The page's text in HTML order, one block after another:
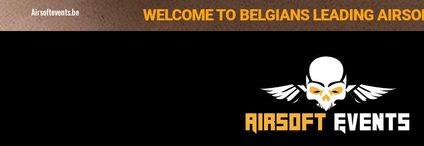
Airsoftevents.be WELCOME TO BELGIANS LEADING